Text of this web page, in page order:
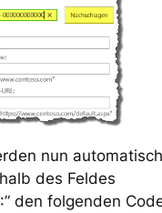
nun automatisch
des Feldes
den folgenden